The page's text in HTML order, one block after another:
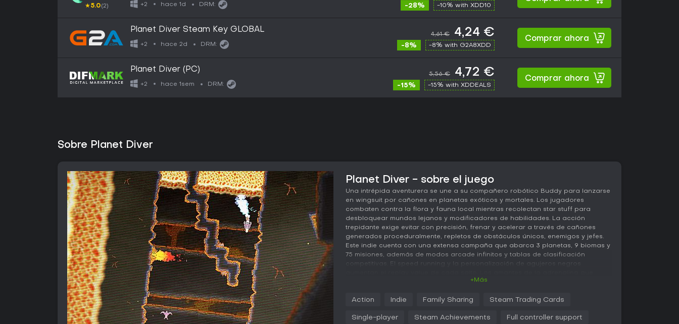
★5.0(2) +2 hace 1d DRM: -28% -10% with XDD10
Planet Diver Steam Key GLOBAL
+2 hace 2d DRM:
4,61 € 4,24 €
-8% -8% with G2A8XDD
Comprar ahora
Planet Diver (PC)
+2 hace 1sem DRM:
5,56 € 4,72 €
-15% -15% with XDDEALS
Comprar ahora
Sobre Planet Diver
Planet Diver - sobre el juego
Una intrépida aventurera se une a su compañero robótico Buddy para lanzarse
en wingsuit por cañones en planetas exóticos y mortales. Los jugadores
combaten contra la flora y fauna local mientras recolectan star stuff para
desbloquear mundos lejanos y modificadores de habilidades. La acción
trepidante exige evitar con precisión, frenar y acelerar a través de cañones
generados proceduralmente, repletos de obstáculos únicos, enemigos y jefes.
Este indie cuenta con una extensa campaña que abarca 3 planetas, 9 biomas y
75 misiones, además de modos arcade infinitos y tablas de clasificación
competitivas. El speed running y la personalización de agujeros negros
dominen reflejos a alta velocidad y retos afilados llevarán sus límites al extremo
WHAT IS PLANET DIVER ABOUT?
+Más
Action Indie Family Sharing Steam Trading Cards
Single-player Steam Achievements Full controller support